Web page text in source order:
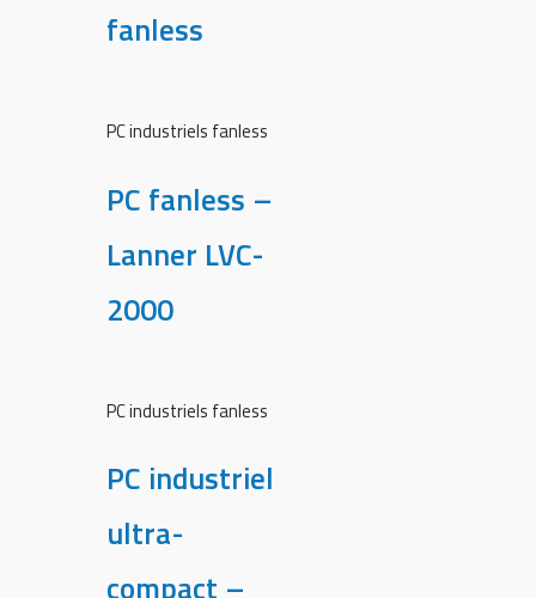
fanless
PC industriels fanless
PC fanless –
Lanner LVC-
2000
PC industriels fanless
PC industriel
ultra-
compact –